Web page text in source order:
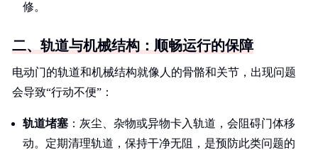
修。
二、轨道与机械结构：顺畅运行的保障
电动门的轨道和机械结构就像人的骨骼和关节，出现问题
会导致“行动不便”：
轨道堵塞 ：灰尘、杂物或异物卡入轨道，会阻碍门体移
动。定期清理轨道，保持干净无阻，是预防此类问题的